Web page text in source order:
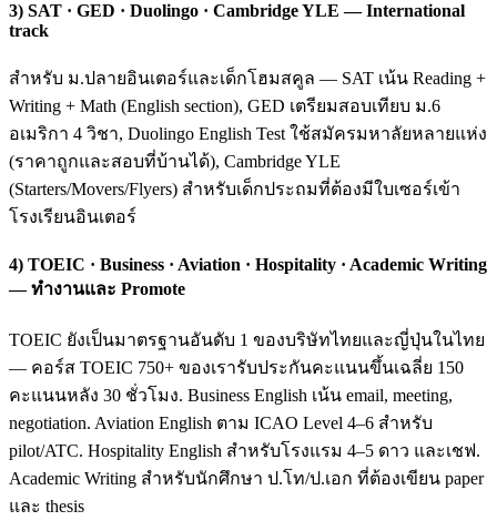
3) SAT · GED · Duolingo · Cambridge YLE — International
track
สำหรับ ม.ปลายอินเตอร์และเด็กโฮมสคูล — SAT เน้น Reading +
Writing + Math (English section), GED เตรียมสอบเทียบ ม.6
อเมริกา 4 วิชา, Duolingo English Test ใช้สมัครมหาลัยหลายแห่ง
(ราคาถูกและสอบที่บ้านได้), Cambridge YLE
(Starters/Movers/Flyers) สำหรับเด็กประถมที่ต้องมีใบเซอร์เข้า
โรงเรียนอินเตอร์
4) TOEIC · Business · Aviation · Hospitality · Academic Writing
— ทำงานและ Promote
TOEIC ยังเป็นมาตรฐานอันดับ 1 ของบริษัทไทยและญี่ปุ่นในไทย
— คอร์ส TOEIC 750+ ของเรารับประกันคะแนนขึ้นเฉลี่ย 150
คะแนนหลัง 30 ชั่วโมง. Business English เน้น email, meeting,
negotiation. Aviation English ตาม ICAO Level 4–6 สำหรับ
pilot/ATC. Hospitality English สำหรับโรงแรม 4–5 ดาว และเชฟ.
Academic Writing สำหรับนักศึกษา ป.โท/ป.เอก ที่ต้องเขียน paper
และ thesis